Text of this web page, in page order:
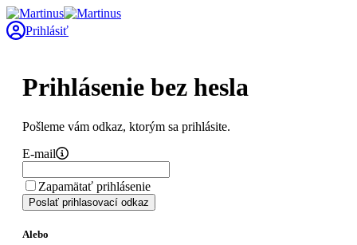
Prihlásiť
Prihlásenie bez hesla
Pošleme vám odkaz, ktorým sa prihlásite.
E-mail
Zapamätať prihlásenie
Poslať prihlasovací odkaz
Alebo